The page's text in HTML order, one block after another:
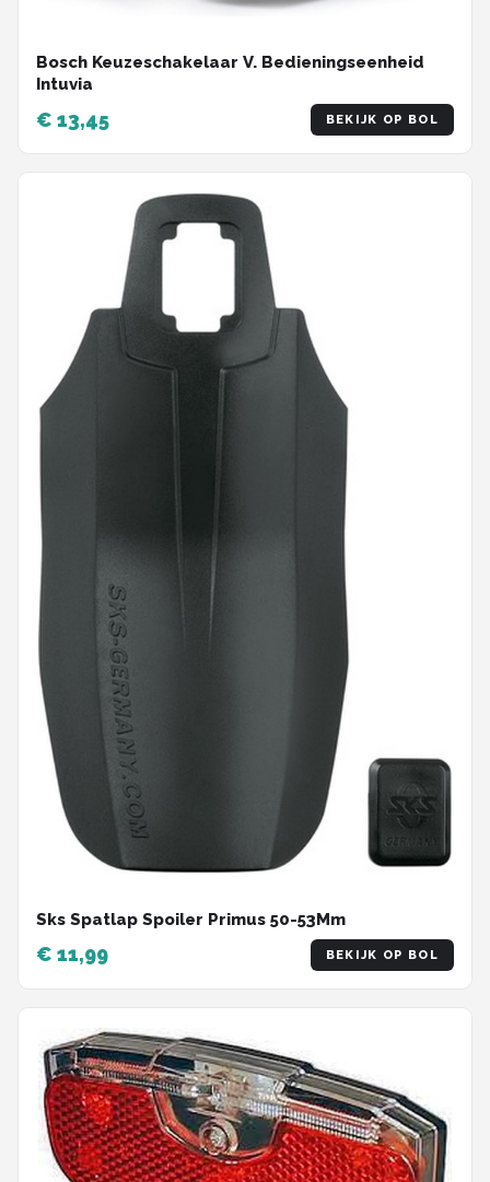
Bosch Keuzeschakelaar V. Bedieningseenheid
Intuvia
€ 13,45 BEKIJK OP BOL
Sks Spatlap Spoiler Primus 50-53Mm
€ 11,99 BEKIJK OP BOL